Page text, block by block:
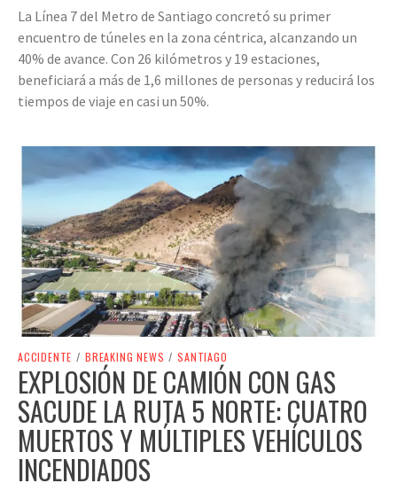
La Línea 7 del Metro de Santiago concretó su primer
encuentro de túneles en la zona céntrica, alcanzando un
40% de avance. Con 26 kilómetros y 19 estaciones,
beneficiará a más de 1,6 millones de personas y reducirá los
tiempos de viaje en casi un 50%.
ACCIDENTE / BREAKING NEWS / SANTIAGO
EXPLOSIÓN DE CAMIÓN CON GAS
SACUDE LA RUTA 5 NORTE: CUATRO
MUERTOS Y MÚLTIPLES VEHÍCULOS
INCENDIADOS